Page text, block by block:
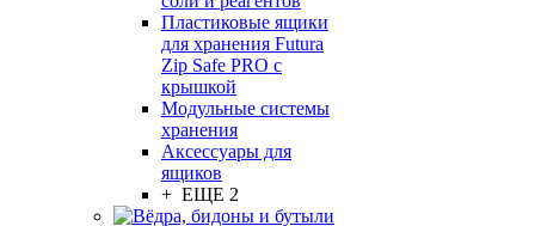
Пластиковые ящики
для хранения Futura
Zip Safe PRO с
крышкой
Модульные системы
хранения
Аксессуары для
ящиков
+ ЕЩЕ 2